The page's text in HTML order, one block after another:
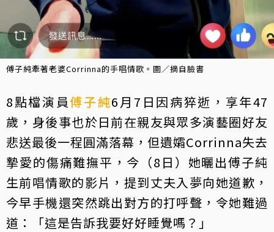
傅子純牽著老婆Corrinna的手唱情歌。圖／摘自臉書
8點檔演員傅子純6月7日因病猝逝，享年47
歲，身後事也於日前在親友與眾多演藝圈好友
悲送最後一程圓滿落幕，但遺孀Corrinna失去
摯愛的傷痛難撫平，今（8日）她曬出傅子純
生前唱情歌的影片，提到丈夫入夢向她道歉，
今早手機還突然跳出對方的打呼聲，令她難過
道：「這是告訴我要好好睡覺嗎？」